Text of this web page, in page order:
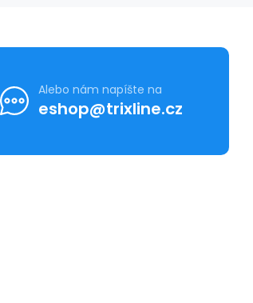
Alebo nám napíšte na
eshop@trixline.cz